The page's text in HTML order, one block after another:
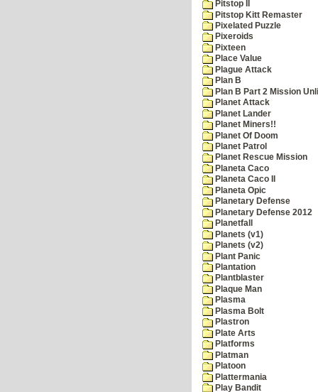
Pitstop II
Pitstop Kitt Remaster
Pixelated Puzzle
Pixeroids
Pixteen
Place Value
Plague Attack
Plan B
Plan B Part 2 Mission
Planet Attack
Planet Lander
Planet Miners!!
Planet Of Doom
Planet Patrol
Planet Rescue Mission
Planeta Caco
Planeta Caco II
Planeta Opic
Planetary Defense
Planetary Defense 2012
Planetfall
Planets (v1)
Planets (v2)
Plant Panic
Plantation
Plantblaster
Plaque Man
Plasma
Plasma Bolt
Plastron
Plate Arts
Platforms
Platman
Platoon
Plattermania
Play Bandit